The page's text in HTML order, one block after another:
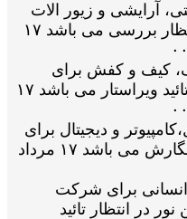
آرایشی و زیور الات
برای شرکت الابیوتی در انتظار بررسی می باشد ۱۷
کیف و کفش برای
شرکت پیکوتویز در انتظار تائید ویراستار می باشد ۱۷
و دیجیتال برای
شرکت دنیای صدا در حال نگارش می باشد ۱۷ مرداد
انسانی برای شرکت
در انتظار تائید